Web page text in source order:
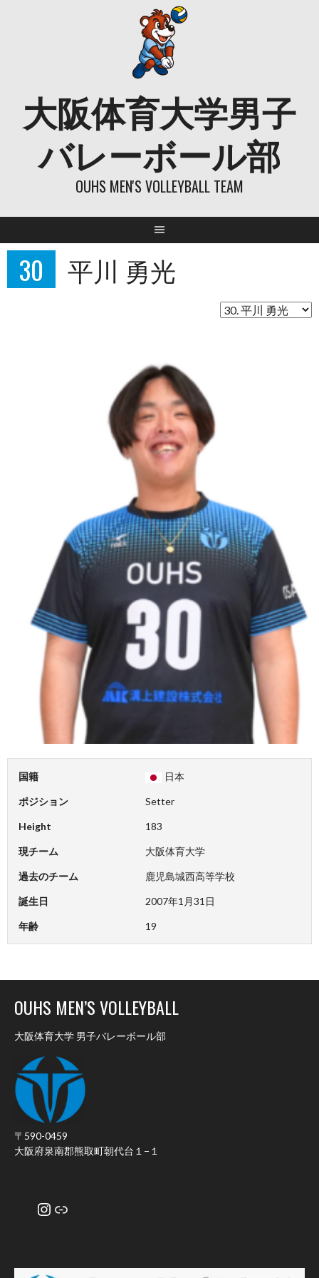
大阪体育大学男子
バレーボール部
OUHS MEN'S VOLLEYBALL TEAM
30 平川 勇光
国籍 日本
ポジション Setter
Height 183
現チーム 大阪体育大学
過去のチーム 鹿児島城西高等学校
誕生日 2007年1月31日
年齢 19
OUHS MEN’S VOLLEYBALL
大阪体育大学 男子バレーボール部
〒590-0459
大阪府泉南郡熊取町朝代台１−１
Instagram
リンク